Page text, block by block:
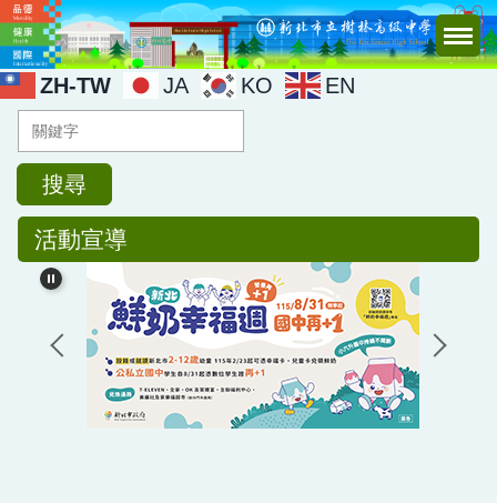
跳
到
主
要
容
ZH-TW JA KO EN
搜尋
活動宣導